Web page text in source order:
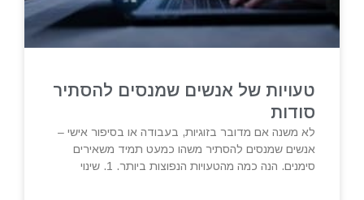
טעויות של אנשים שמנסים להסתיר
סודות
לא משנה אם מדובר בזוגיות, בעבודה או בסיפור אישי –
אנשים שמנסים להסתיר משהו כמעט תמיד משאירים
סימנים. הנה כמה מהטעויות הנפוצות ביותר. 1. שינוי